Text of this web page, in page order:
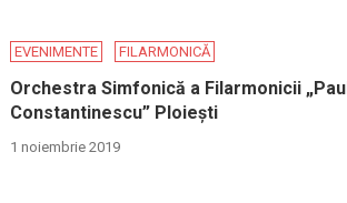
EVENIMENTE FILARMONICĂ
Orchestra Simfonică a Filarmonicii
Constantinescu” Ploiești
1 noiembrie 2019